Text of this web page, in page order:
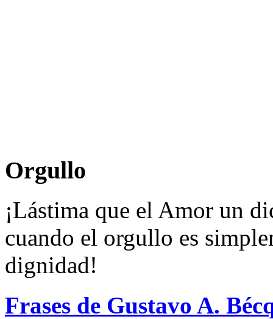
Orgullo
¡Lástima que el Amor un
cuando el orgullo es
dignidad!
Frases de Gustavo A.